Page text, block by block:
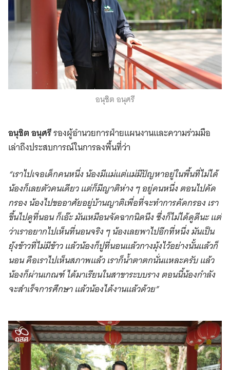
อนุชิต อนุศรี
อนุชิต อนุศรีรองผู้อำนวยการฝ่ายแผนงานและความร่วมมือ
เล่าถึงประสบการณ์ในการลงพื้นที่ว่า
“เราไปเจอเด็กคนหนึ่ง น้องมีแม่แต่แม่มีปัญหาอยู่ในพื้นที่ไม่ได้
น้องก็เลยตัวคนเดียว แต่ก็มีญาติห่าง ๆ อยู่คนหนึ่ง ตอนไปคัด
กรอง น้องไปขออาศัยอยู่บ้านญาติเพื่อที่จะทำการคัดกรอง เรา
ขึ้นไปดูที่นอน ก็เอ๊ะ มันเหมือนจัดฉากนิดนึง ซึ่งก็ไม่ได้ดูดีนะ แต่
ว่าเราอยากไปเห็นที่นอนจริง ๆ น้องเลยพาไปอีกที่หนึ่ง มันเป็น
ยุ้งข้าวที่ไม่มีข้าว แล้วน้องก็ปูที่นอนแล้วกางมุ้งไว้อย่างนั้นแล้วก็
นอน คือเราไปเห็นสภาพแล้ว เราก็น้ำตาตกนั่นแหละครับ แล้ว
น้องก็ผ่านเกณฑ์ ได้มาเรียนในสาขาระบบราง ตอนนี้น้องกำลัง
จะสำเร็จการศึกษา แล้วน้องได้งานแล้วด้วย”